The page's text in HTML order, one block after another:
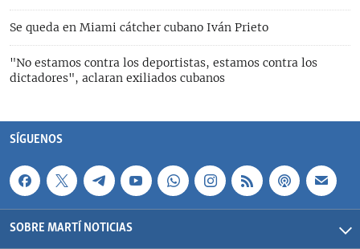
Se queda en Miami cátcher cubano Iván Prieto
"No estamos contra los deportistas, estamos contra los
dictadores", aclaran exiliados cubanos
SÍGUENOS
SOBRE MARTÍ NOTICIAS